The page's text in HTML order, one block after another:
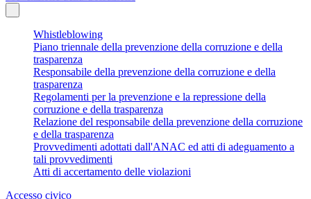
Whistleblowing
Piano triennale della prevenzione della corruzione e della
trasparenza
Responsabile della prevenzione della corruzione e della
trasparenza
Regolamenti per la prevenzione e la repressione della
corruzione e della trasparenza
Relazione del responsabile della prevenzione della corruzione
e della trasparenza
Provvedimenti adottati dall'ANAC ed atti di adeguamento a
tali provvedimenti
Atti di accertamento delle violazioni
Accesso civico